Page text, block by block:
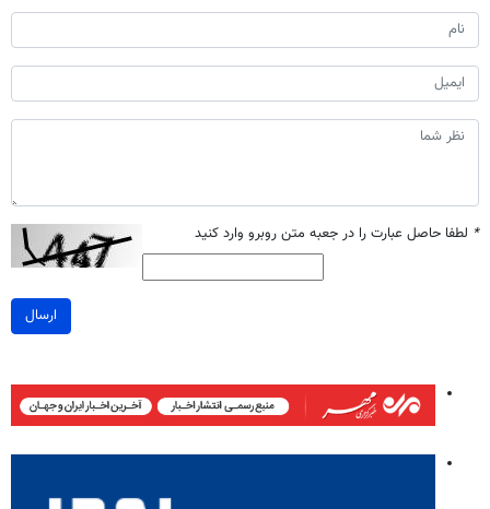
* لطفا حاصل عبارت را در جعبه متن روبرو وارد کنید
ارسال